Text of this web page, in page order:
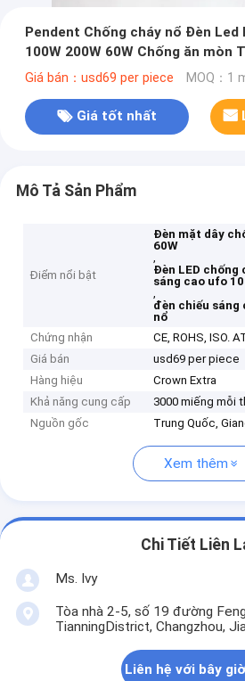
Pendent Chống cháy nổ Đèn Led
100W 200W 60W Chống ăn mòn
Giá bán：usd69 per piece MOQ：1
Giá tốt nhất
Mô Tả Sản Phẩm
Điểm nổi bật
Đèn mặt dây
60W
,
Đèn LED chống
sáng cao ufo
,
đèn chiếu sáng
nổ
Chứng nhận
CE, ROHS, ISO.
Giá bán
usd69 per piece
Hàng hiệu
Crown Extra
Khả năng cung cấp
3000 miếng mỗi
Nguồn gốc
Trung Quốc,
Xem thêm
Chi Tiết Liên
Ms. Ivy
Tòa nhà 2-5, số 19 đường
TianningDistrict, Changzhou,
Liên hệ với bây giờ